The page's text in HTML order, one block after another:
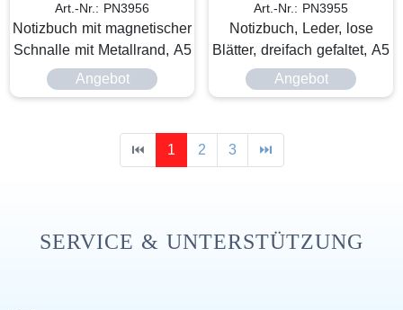
Art.-Nr.: PN3956
Notizbuch mit magnetischer
Schnalle mit Metallrand, A5
Angebot
Art.-Nr.: PN3955
Notizbuch, Leder, lose
Blätter, dreifach gefaltet, A5
Angebot
⏮ 1 2 3 ⏭
SERVICE & UNTERSTÜTZUNG